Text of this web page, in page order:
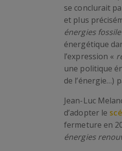
se conclurait
et plus
énergies
énergétique
l’expression «
une politique
de l’énergie…)
Jean-Luc
d’adopter le
fermeture en
énergies